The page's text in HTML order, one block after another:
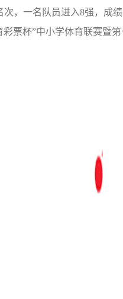
，一名队员进入8强，成
彩票杯”中小学体育联赛暨